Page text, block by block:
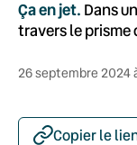
Ça en jet. Dans
travers le prisme
26 septembre 2024
Copier le